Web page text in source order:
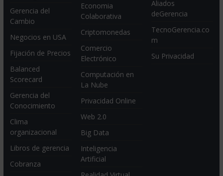
Gerencia del
Cambio
Negocios en USA
Fijación de Precios
Balanced
Scorecard
Gerencia del
Conocimiento
Clima
organizacional
Libros de gerencia
Cobranza
Economia
Colaborativa
Criptomonedas
Comercio
Electrónico
Computación en
La Nube
Privacidad Online
Web 2.0
Big Data
Inteligencia
Artificial
Escribir en